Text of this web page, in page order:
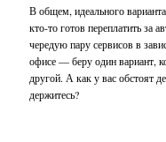
В общем, идеального
кто-то готов переплатить за
чередую пару сервисов в
офисе — беру один вариант,
другой. А как у вас обстоят
держитесь?